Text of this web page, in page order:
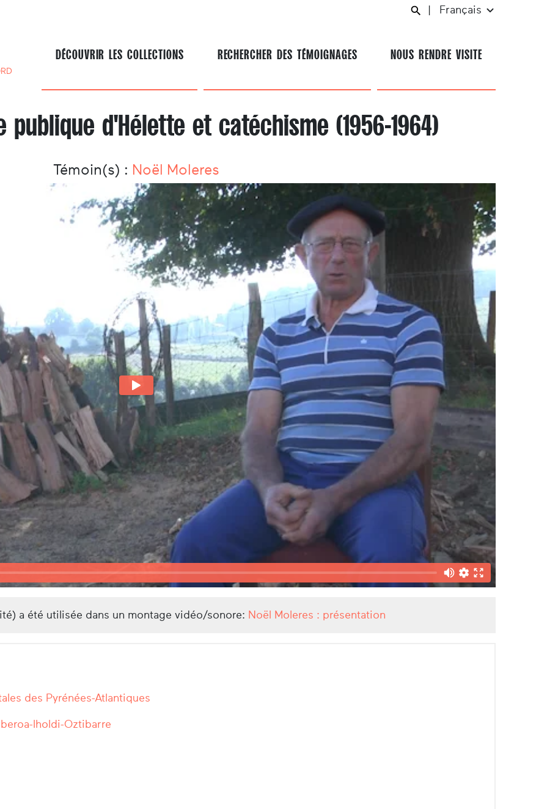
Français
DÉCOUVRIR LES COLLECTIONS RECHERCHER DES TÉMOIGNAGES NOUS RENDRE VISITE
d'Hélette et catéchisme (1956-1964)
Témoin(s) : Noël Moleres
a été utilisée dans un montage vidéo/sonore: Noël Moleres : présentation
des Pyrénées-Atlantiques
Iholdi-Oztibarre